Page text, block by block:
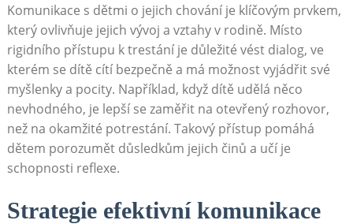
Komunikace s dětmi o jejich chování je klíčovým prvkem,
který ovlivňuje jejich vývoj a vztahy v rodině. Místo
rigidního přístupu k trestání je důležité vést dialog, ve
kterém se dítě cítí bezpečně a má možnost vyjádřit své
myšlenky a pocity. Například, když dítě udělá něco
nevhodného, je lepší se zaměřit na otevřený rozhovor,
než na okamžité potrestání. Takový přístup pomáhá
dětem porozumět důsledkům jejich činů a učí je
schopnosti reflexe.
Strategie efektivní komunikace